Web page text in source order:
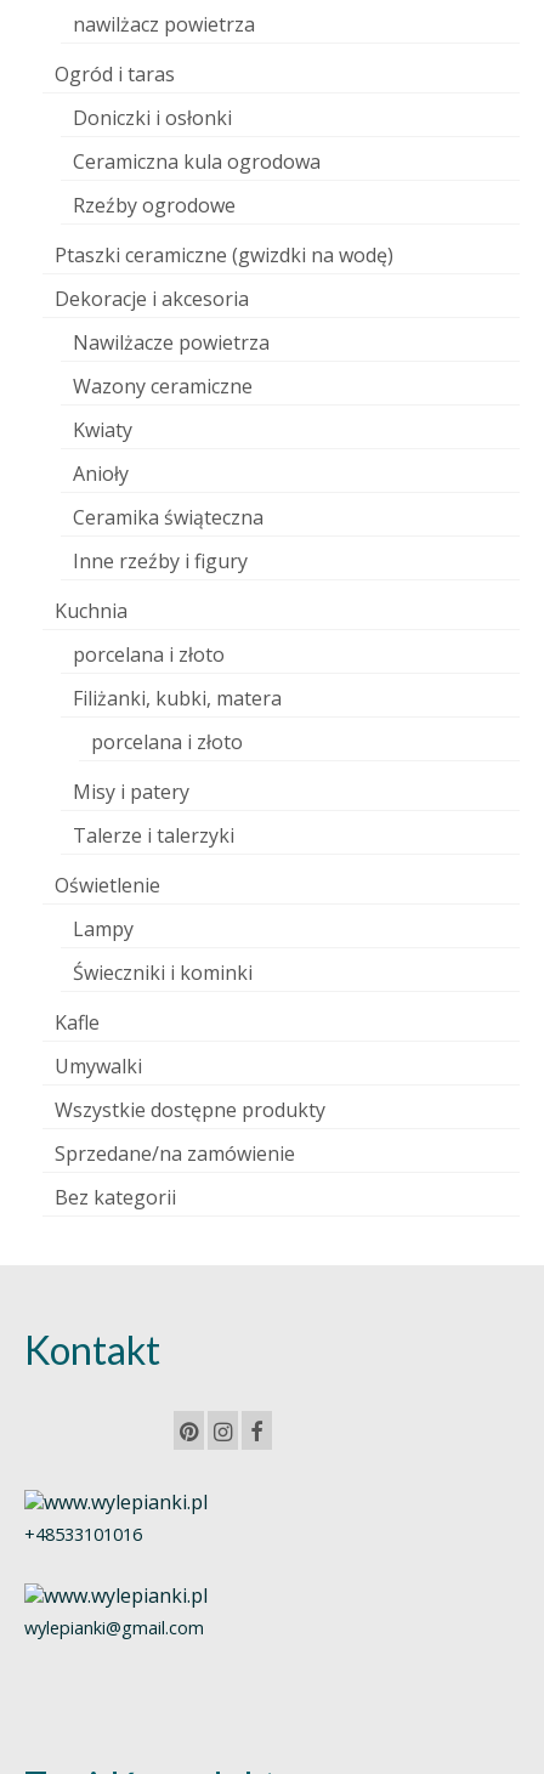
nawilżacz powietrza
Ogród i taras
Doniczki i osłonki
Ceramiczna kula ogrodowa
Rzeźby ogrodowe
Ptaszki ceramiczne (gwizdki na wodę)
Dekoracje i akcesoria
Nawilżacze powietrza
Wazony ceramiczne
Kwiaty
Anioły
Ceramika świąteczna
Inne rzeźby i figury
Kuchnia
porcelana i złoto
Filiżanki, kubki, matera
porcelana i złoto
Misy i patery
Talerze i talerzyki
Oświetlenie
Lampy
Świeczniki i kominki
Kafle
Umywalki
Wszystkie dostępne produkty
Sprzedane/na zamówienie
Bez kategorii
Kontakt
+48533101016
wylepianki@gmail.com